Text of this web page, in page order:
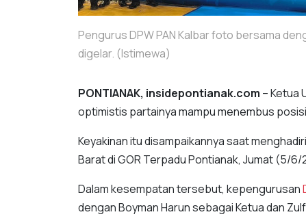
Pengurus DPW PAN Kalbar foto bersama
digelar. (Istimewa)
PONTIANAK, insidepontianak.com – Ketua
optimistis partainya mampu menembus
Keyakinan itu disampaikannya saat
Barat di GOR Terpadu Pontianak, Jumat (5/6/
Dalam kesempatan tersebut, kepengurusan
dengan Boyman Harun sebagai Ketua dan